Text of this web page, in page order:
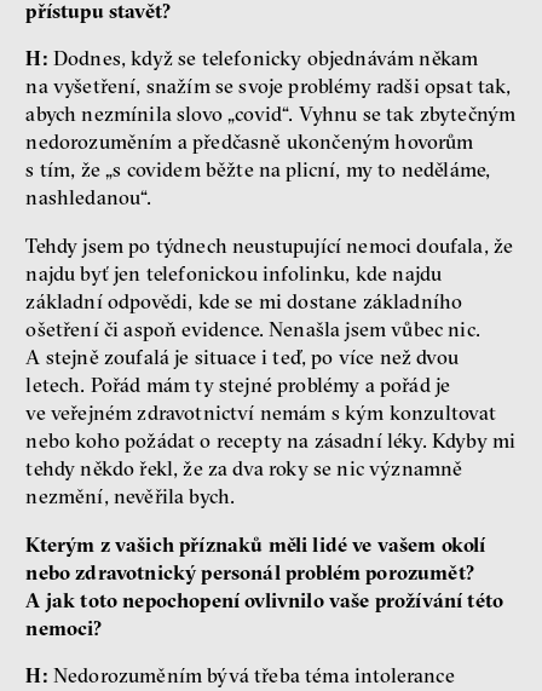
přístupu stavět?
H: Dodnes, když se telefonicky objednávám někam
na vyšetření, snažím se svoje problémy radši opsat tak,
abych nezmínila slovo „covid“. Vyhnu se tak zbytečným
nedorozuměním a předčasně ukončeným hovorům
s tím, že „s covidem běžte na plicní, my to neděláme,
nashledanou“.
Tehdy jsem po týdnech neustupující nemoci doufala, že
najdu byť jen telefonickou infolinku, kde najdu
základní odpovědi, kde se mi dostane základního
ošetření či aspoň evidence. Nenašla jsem vůbec nic.
A stejně zoufalá je situace i teď, po více než dvou
letech. Pořád mám ty stejné problémy a pořád je
ve veřejném zdravotnictví nemám s kým konzultovat
nebo koho požádat o recepty na zásadní léky. Kdyby mi
tehdy někdo řekl, že za dva roky se nic významně
nezmění, nevěřila bych.
Kterým z vašich příznaků měli lidé ve vašem okolí
nebo zdravotnický personál problém porozumět?
A jak toto nepochopení ovlivnilo vaše prožívání této
nemoci?
H: Nedorozuměním bývá třeba téma intolerance